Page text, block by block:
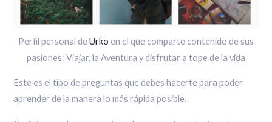
Perfil personal de Urko en el que comparte contenido de sus
pasiones: Viajar, la Aventura y disfrutar a tope de la vida
Este es el tipo de preguntas que debes hacerte para poder
aprender de la manera lo más rápida posible.